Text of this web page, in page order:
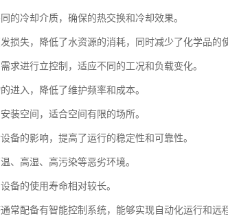
的冷却介质，确保的热交换和冷却效果。
损失，降低了水资源的消耗，同时减少了化学品的
求进行立控制，适应不同的工况和负载变化。
进入，降低了维护频率和成本。
装空间，适合空间有限的场所。
备的影响，提高了运行的稳定性和可靠性。
、高湿、高污染等恶劣环境。
备的使用寿命相对较长。
常配备有智能控制系统，能够实现自动化运行和远